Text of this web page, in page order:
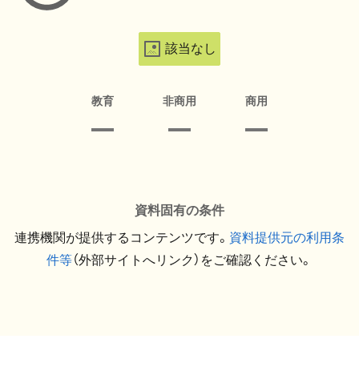
該当なし
教育 非商用 商用
資料固有の条件
連携機関が提供するコンテンツです。 資料提供元の利用条
件等（外部サイトへリンク）をご確認ください。